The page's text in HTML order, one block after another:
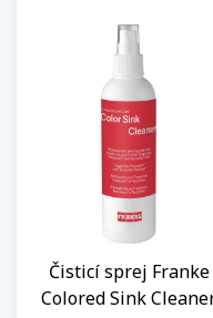
Čisticí sprej Franke
Colored Sink